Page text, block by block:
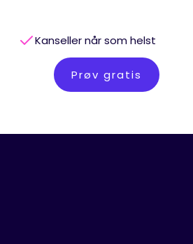
Kanseller når som helst
Prøv gratis